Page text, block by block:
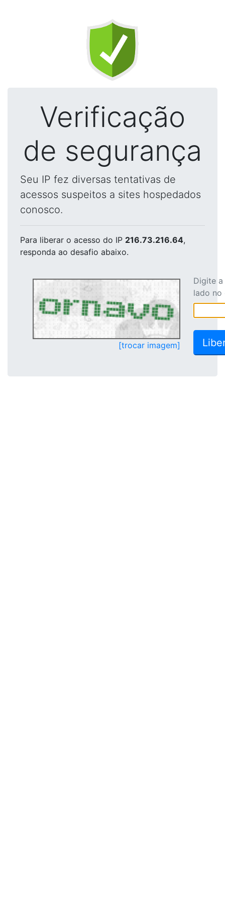
Verificação
de segurança
Seu IP fez diversas tentativas de
acessos suspeitos a sites hospedados
conosco.
Para liberar o acesso do IP 216.73.216.64,
responda ao desafio abaixo.
[trocar imagem]
Digite
lado no